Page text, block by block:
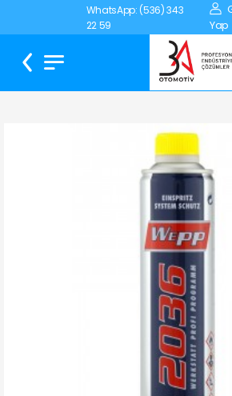
WhatsApp: (536) 343
22 59
Yap